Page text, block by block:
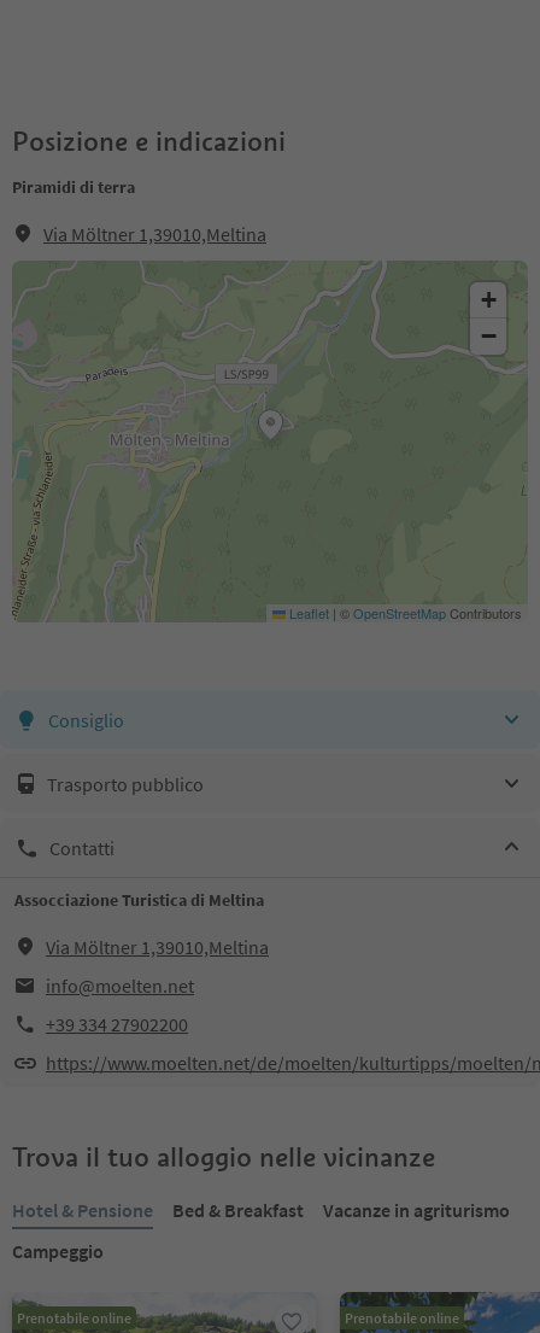
Posizione e indicazioni
Piramidi di terra
Via Möltner 1,39010,Meltina
+
−
Leaflet | ©OpenStreetMapContributors
Consiglio
Trasporto pubblico
Contatti
Assocciazione Turistica di Meltina
Via Möltner 1,39010,Meltina
info@moelten.net
+39 334 27902200
https://www.moelten.net/de/moelten/kulturtipps/moelten/
Trova il tuo alloggio nelle vicinanze
Hotel & Pensione Bed & Breakfast
Vacanze in agriturismo
Campeggio
Prenotabile online Prenotabile online